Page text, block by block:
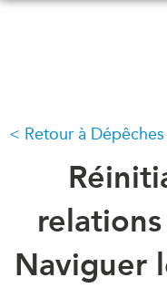
QUOI DE NEUF
CONFÉRENCES
CANADA-EN-ASIE
À PROPOS DE
Retour à Dépêches
Naviguer